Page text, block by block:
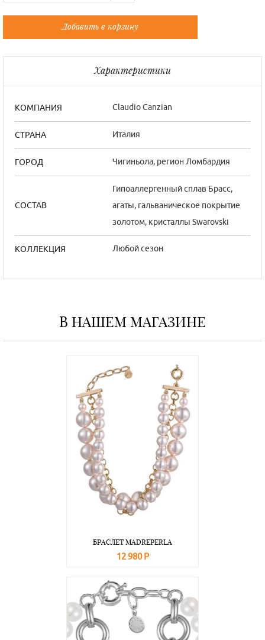
Русский
Французский
Универсальный
Универсальный
Добавить в корзину
Характеристики
КОМПАНИЯ Claudio Canzian
СТРАНА Италия
ГОРОД Чигиньола, регион Ломбардия
СОСТАВ
Гипоаллергенный сплав Брасс,
агаты, гальваническое покрытие
золотом, кристаллы Swarovski
КОЛЛЕКЦИЯ Любой сезон
В НАШЕМ МАГАЗИНЕ
БРАСЛЕТ MADREPERLA
12 980 Р